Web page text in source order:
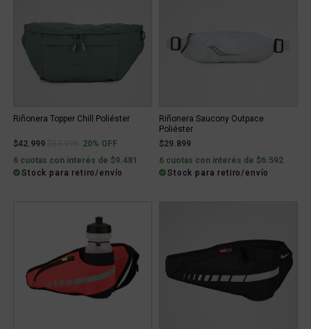
Riñonera Topper Chill Poliéster
$42.999 Price reduced from
to20% OFF
6 cuotas con interés de $9.481
Stock para retiro/envío
Riñonera Saucony Outpace
Poliéster
$29.899
6 cuotas con interés de $6.592
Stock para retiro/envío